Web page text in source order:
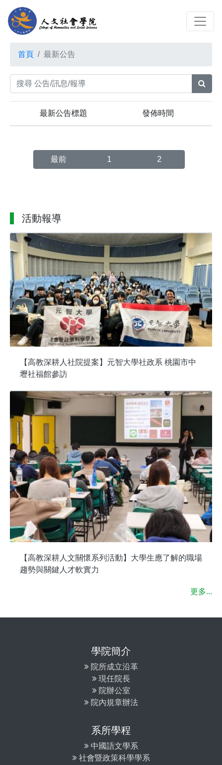
首頁 最新公告
最新公告標題 發佈時間
最前 1 2
活動報導
【高教深耕人社院提案】元智大學社政系 桃園市中
壢社福館參訪
【高教深耕人文關懷系列活動】大學生應了解的職場
趨勢與關鍵人才軟實力
更多...
學院簡介
院所成立沿革
現任院長
院辦公室
院內規章辦法
系所學程
中國語文學系
社會暨政策科學學系